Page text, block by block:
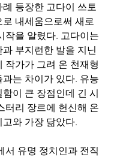
등장한 고다이 쓰토
내세움으로써 새로
작을 알렸다. 고다이는
부지런한 발을 지닌
작가가 그려 온 천재형
는 차이가 있다. 유능
이 큰 장점인데 긴 시
터리 장르에 헌신해 온
와 가장 닮았다.
서 유명 정치인과 전직